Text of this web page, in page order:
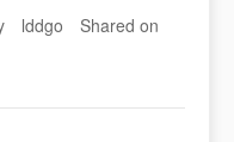
lddgo
Shared on